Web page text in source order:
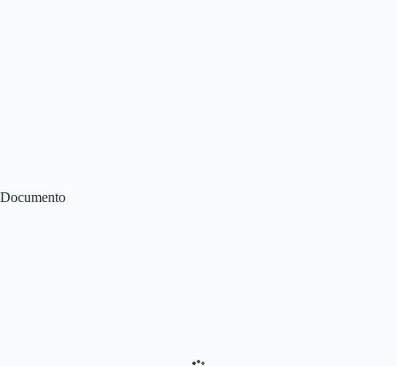
Documento